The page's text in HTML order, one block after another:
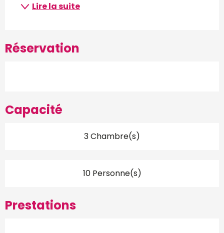
Lire la suite
Réservation
Capacité
3 Chambre(s)
10 Personne(s)
Prestations